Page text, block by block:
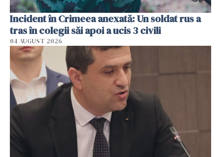
Incident în Crimeea anexată: Un soldat rus a
tras în colegii săi apoi a ucis 3 civili
04 AUGUST 2026